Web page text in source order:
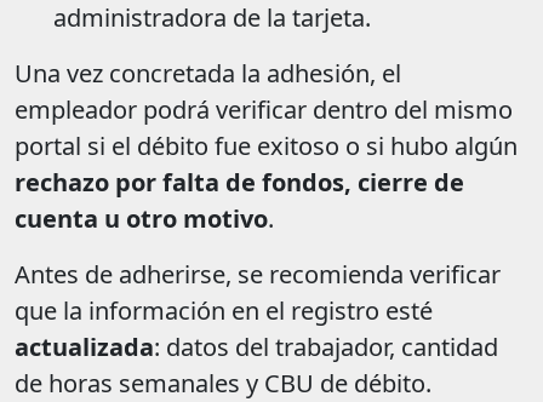
administradora de la tarjeta.
Una vez concretada la adhesión, el
empleador podrá verificar dentro del mismo
portal si el débito fue exitoso o si hubo algún
rechazo por falta de fondos, cierre de
cuenta u otro motivo.
Antes de adherirse, se recomienda verificar
que la información en el registro esté
actualizada: datos del trabajador, cantidad
de horas semanales y CBU de débito.